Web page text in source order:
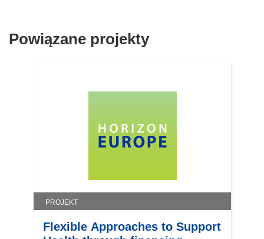
Powiązane projekty
PROJEKT
Flexible Approaches to Support